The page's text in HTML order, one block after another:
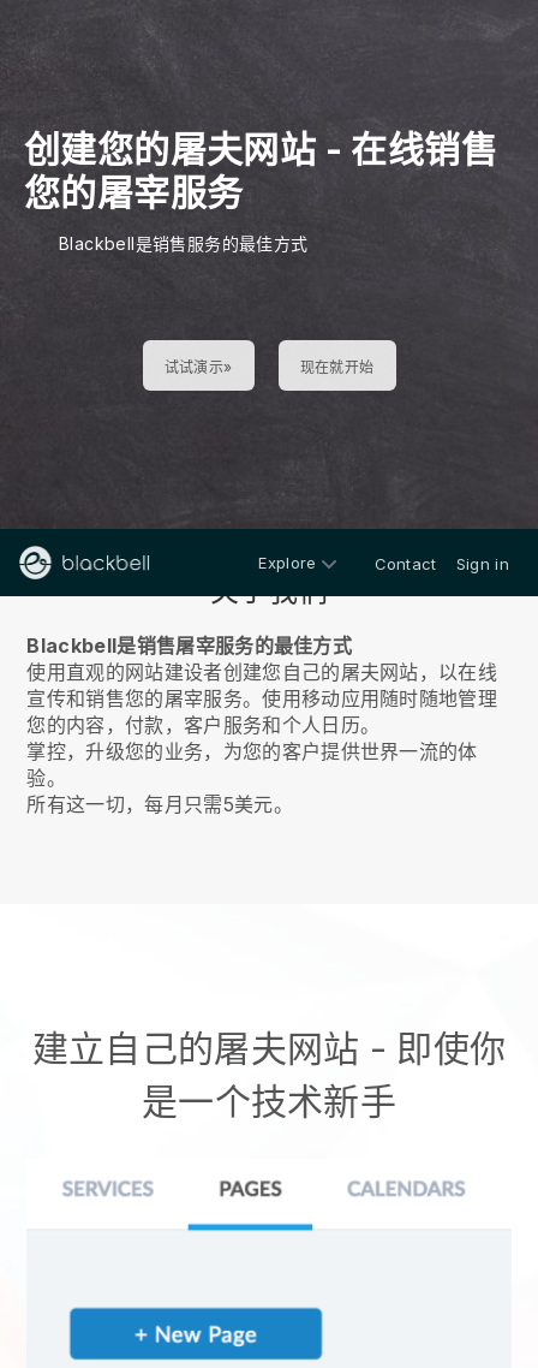
创建您的屠夫网站 - 在线销售
您的屠宰服务
Blackbell是销售服务的最佳方式
试试演示» 现在就开始
Explore Contact Sign in
关于我们
Blackbell是销售屠宰服务的最佳方式
使用直观的网站建设者创建您自己的屠夫网站，以在线
宣传和销售您的屠宰服务。使用移动应用随时随地管理
您的内容，付款，客户服务和个人日历。
掌控，升级您的业务，为您的客户提供世界一流的体
验。
所有这一切，每月只需5美元。
建立自己的屠夫网站 - 即使你
是一个技术新手